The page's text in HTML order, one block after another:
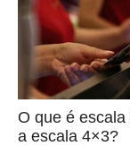
O que é
a escala 4×3?